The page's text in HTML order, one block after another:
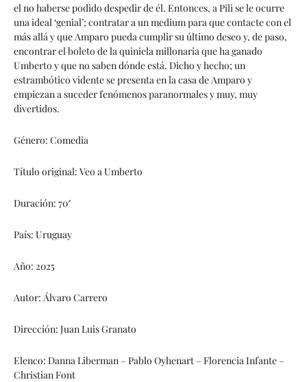
el no haberse podido despedir de él. Entonces, a Pili se le ocurre
una ideal ‘genial’; contratar a un medium para que contacte con el
más allá y que Amparo pueda cumplir su último deseo y, de paso,
encontrar el boleto de la quiniela millonaria que ha ganado
Umberto y que no saben dónde está. Dicho y hecho; un
estrambótico vidente se presenta en la casa de Amparo y
empiezan a suceder fenómenos paranormales y muy, muy
divertidos.
Género: Comedia
Título original: Veo a Umberto
Duración: 70′
País: Uruguay
Año: 2025
Autor: Álvaro Carrero
Dirección: Juan Luis Granato
Elenco: Danna Liberman – Pablo Oyhenart – Florencia Infante –
Christian Font